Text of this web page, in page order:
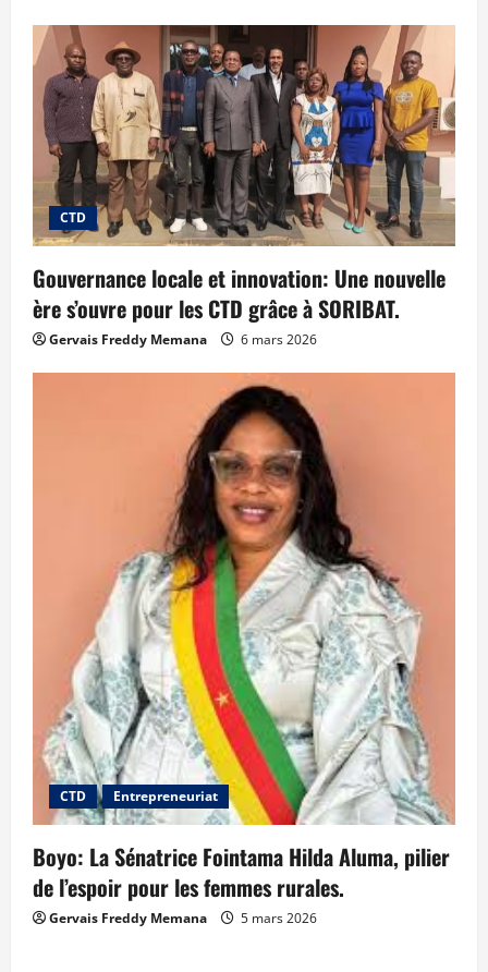
CTD
Gouvernance locale et innovation: Une nouvelle
ère s’ouvre pour les CTD grâce à SORIBAT.
Gervais Freddy Memana 6 mars 2026
CTD Entrepreneuriat
Boyo: La Sénatrice Fointama Hilda Aluma, pilier
de l’espoir pour les femmes rurales.
Gervais Freddy Memana 5 mars 2026